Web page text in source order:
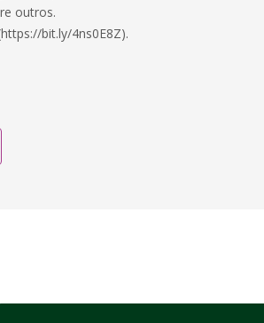
outros.
bit.ly/4ns0E8Z).